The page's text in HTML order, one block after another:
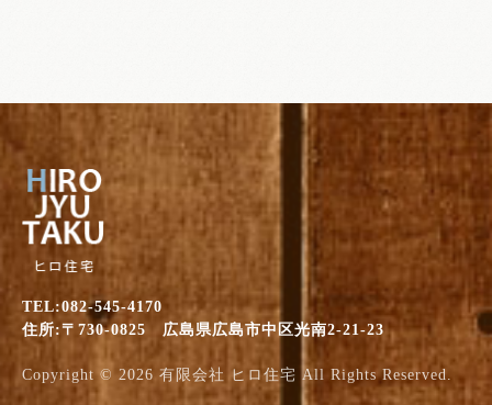
TEL:082-545-4170
住所:〒730-0825 広島県広島市中区光南2-21-23
Copyright © 2026 有限会社 ヒロ住宅 All Rights Reserved.